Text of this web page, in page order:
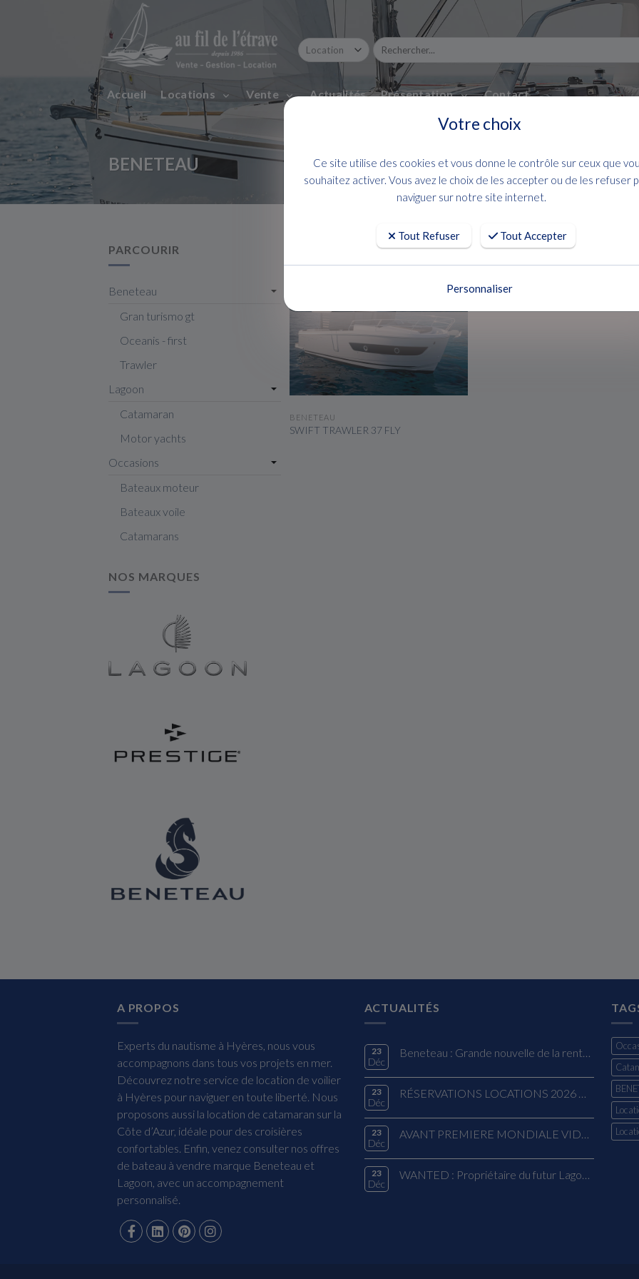
Accueil Locations Vente Actualités Présentation Contact
BENETEAU
PARCOURIR
Beneteau
Gran turismo gt
Oceanis - first
Trawler
Lagoon
Catamaran
Motor yachts
Occasions
Bateaux moteur
Bateaux voile
Catamarans
NOS MARQUES
BENETEAU
SWIFT TRAWLER 37 FLY
A PROPOS
Experts du nautisme à Hyères, nous vous
accompagnons dans tous vos projets en mer.
Découvrez notre service de location de voilier
à Hyères pour naviguer en toute liberté. Nous
proposons aussi la location de catamaran sur la
Côte d’Azur, idéale pour des croisières
confortables. Enfin, venez consulter nos offres
de bateau à vendre marque Beneteau et
Lagoon, avec un accompagnement
personnalisé.
ACTUALITÉS
23
Déc
Beneteau : Grande nouvelle de la rentrée !
23
Déc
RÉSERVATIONS LOCATIONS 2026 OFFRE EXCLUSIVE
23
Déc
AVANT PREMIERE MONDIALE VIDEO - EIGHTY 2 LAGOON
23
Déc
WANTED : Propriétaire du futur Lagoon 38 – Modèle 2026
Votre choix
Ce site utilise des cookies et vous donne le contrôle sur ceux que
souhaitez activer. Vous avez le choix de les accepter ou de les refuser
naviguer sur notre site internet.
Tout Refuser Tout Accepter
Personnaliser